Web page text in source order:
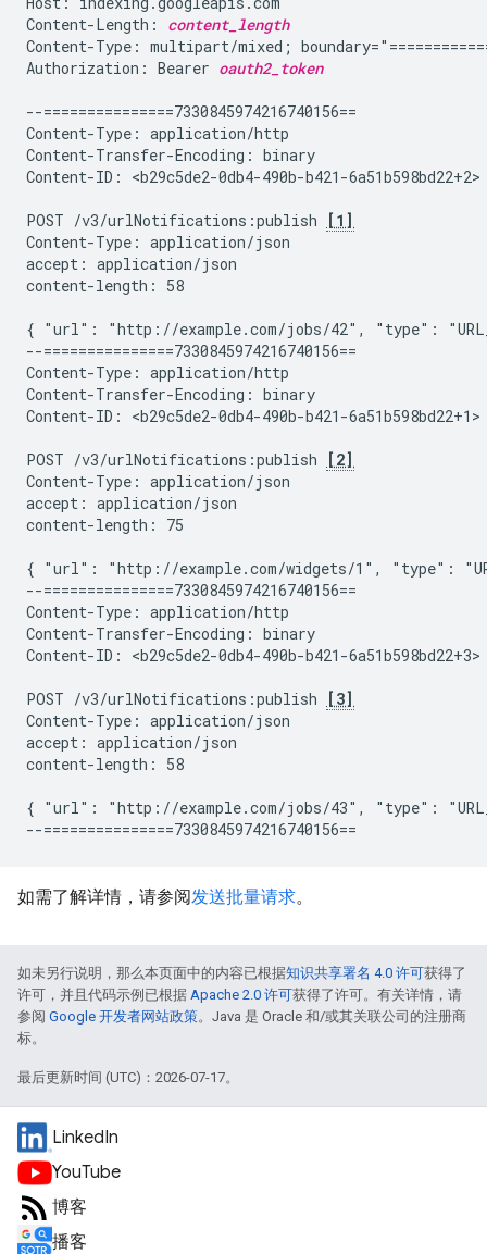
Content-Length: content_length
Content-Type: multipart/mixed;
Authorization: Bearer oauth2_token
--===============7330845974216740156==
Content-Type: application/http
Content-Transfer-Encoding: binary
Content-ID: <b29c5de2-0db4-490b-b421-6a51b598bd22+2>
POST /v3/urlNotifications:publish
[1]
Content-Type: application/json
accept: application/json
content-length: 58
{ "url": "http://example.com/jobs/42", "type":
--===============7330845974216740156==
Content-Type: application/http
Content-Transfer-Encoding: binary
Content-ID: <b29c5de2-0db4-490b-b421-6a51b598bd22+1>
POST /v3/urlNotifications:publish
[2]
Content-Type: application/json
accept: application/json
content-length: 75
{ "url": "http://example.com/widgets/1", "type":
--===============7330845974216740156==
Content-Type: application/http
Content-Transfer-Encoding: binary
Content-ID: <b29c5de2-0db4-490b-b421-6a51b598bd22+3>
POST /v3/urlNotifications:publish
[3]
Content-Type: application/json
accept: application/json
content-length: 58
{ "url": "http://example.com/jobs/43", "type":
--===============7330845974216740156==
如需了解详情，请参阅发送批量请求。
如未另行说明，那么本页面中的内容已根据知识共享署名 4.0 许可获得了
许可，并且代码示例已根据 Apache 2.0 许可获得了许可。有关详情，请
参阅 Google 开发者网站政策。Java 是 Oracle 和/或其关联公司的注册商
标。
最后更新时间 (UTC)：2026-07-17。
LinkedIn
YouTube
博客
播客